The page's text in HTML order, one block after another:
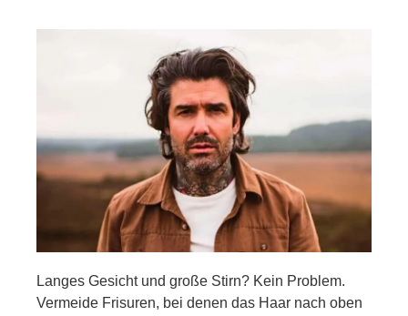
Langes Gesicht und große Stirn? Kein Problem.
Vermeide Frisuren, bei denen das Haar nach oben